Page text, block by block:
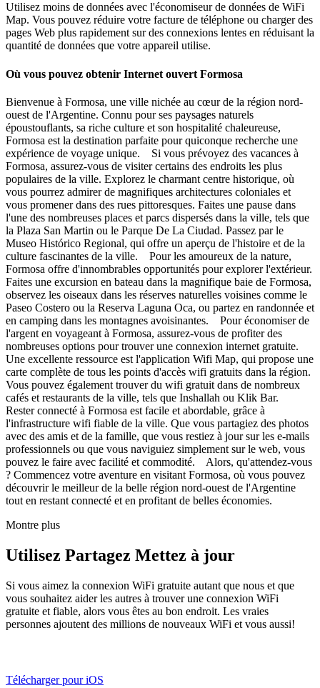
Utilisez moins de données avec l'économiseur de données de WiFi
Map. Vous pouvez réduire votre facture de téléphone ou charger des
pages Web plus rapidement sur des connexions lentes en réduisant la
quantité de données que votre appareil utilise.
Où vous pouvez obtenir Internet ouvert Formosa
Bienvenue à Formosa, une ville nichée au cœur de la région nord-
ouest de l'Argentine. Connu pour ses paysages naturels
époustouflants, sa riche culture et son hospitalité chaleureuse,
Formosa est la destination parfaite pour quiconque recherche une
expérience de voyage unique. Si vous prévoyez des vacances à
Formosa, assurez-vous de visiter certains des endroits les plus
populaires de la ville. Explorez le charmant centre historique, où
vous pourrez admirer de magnifiques architectures coloniales et
vous promener dans des rues pittoresques. Faites une pause dans
l'une des nombreuses places et parcs dispersés dans la ville, tels que
la Plaza San Martin ou le Parque De La Ciudad. Passez par le
Museo Histórico Regional, qui offre un aperçu de l'histoire et de la
culture fascinantes de la ville. Pour les amoureux de la nature,
Formosa offre d'innombrables opportunités pour explorer l'extérieur.
Faites une excursion en bateau dans la magnifique baie de Formosa,
observez les oiseaux dans les réserves naturelles voisines comme le
Paseo Costero ou la Reserva Laguna Oca, ou partez en randonnée et
en camping dans les montagnes avoisinantes. Pour économiser de
l'argent en voyageant à Formosa, assurez-vous de profiter des
nombreuses options pour trouver une connexion internet gratuite.
Une excellente ressource est l'application Wifi Map, qui propose une
carte complète de tous les points d'accès wifi gratuits dans la région.
Vous pouvez également trouver du wifi gratuit dans de nombreux
cafés et restaurants de la ville, tels que Inshallah ou Klik Bar.
Rester connecté à Formosa est facile et abordable, grâce à
l'infrastructure wifi fiable de la ville. Que vous partagiez des photos
avec des amis et de la famille, que vous restiez à jour sur les e-mails
professionnels ou que vous naviguiez simplement sur le web, vous
pouvez le faire avec facilité et commodité. Alors, qu'attendez-vous
? Commencez votre aventure en visitant Formosa, où vous pouvez
découvrir le meilleur de la belle région nord-ouest de l'Argentine
tout en restant connecté et en profitant de belles économies.
Montre plus
Utilisez Partagez Mettez à jour
Si vous aimez la connexion WiFi gratuite autant que nous et que
vous souhaitez aider les autres à trouver une connexion WiFi
gratuite et fiable, alors vous êtes au bon endroit. Les vraies
personnes ajoutent des millions de nouveaux WiFi et vous aussi!
Télécharger pour iOS